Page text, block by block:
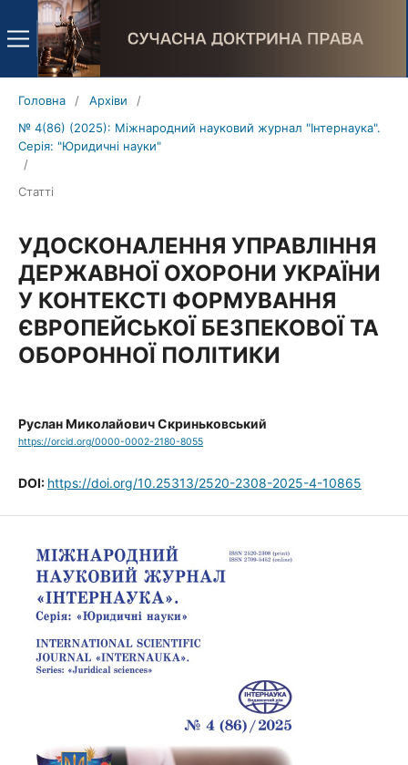
Головна / Архіви
/
№ 4(86) (2025): Міжнародний науковий журнал "Інтернаука".
Серія: "Юридичні науки"
/
Статті
УДОСКОНАЛЕННЯ УПРАВЛІННЯ
ДЕРЖАВНОЇ ОХОРОНИ УКРАЇНИ
У КОНТЕКСТІ ФОРМУВАННЯ
ЄВРОПЕЙСЬКОЇ БЕЗПЕКОВОЇ ТА
ОБОРОННОЇ ПОЛІТИКИ
Руслан Миколайович Скриньковський
https://orcid.org/0000-0002-2180-8055
DOI: https://doi.org/10.25313/2520-2308-2025-4-10865